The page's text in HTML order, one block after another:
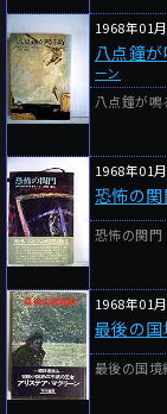
1968年01
八点鐘
ーン
八点鐘が
1968年01
恐怖の関
恐怖の関
1968年01
最後の
最後の国